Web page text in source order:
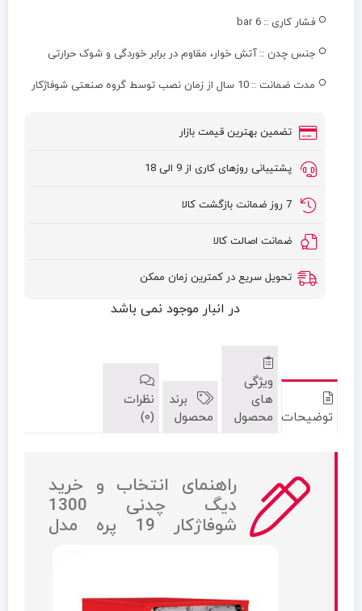
فشار کاری :: 6 bar
جنس چدن :: آتش خوار، مقاوم در برابر خوردگی و شوک حرارتی
مدت ضمانت :: 10 سال از زمان نصب توسط گروه صنعتی شوفاژکار
تضمین بهترین قیمت بازار
پشتیبانی روزهای کاری از 9 الی 18
7 روز ضمانت بازگشت کالا
ضمانت اصالت کالا
تحویل سریع در کمترین زمان ممکن
در انبار موجود نمی باشد
توضیحات
ویژگی
های
محصول
برند
محصول
نظرات
(0)
راهنمای انتخاب و خرید
دیگ چدنی 1300
شوفاژکار 19 پره مدل